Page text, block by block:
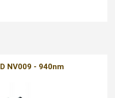
NV009 - 940nm